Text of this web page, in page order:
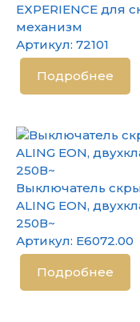
EXPERIENCE для
механизм
Артикул: 72101
Подробнее
Выключатель
ALING EON,
250В~
Артикул: E6072.00
Подробнее